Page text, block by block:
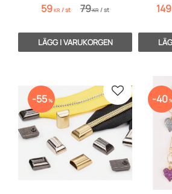
59KR /st 79KR /st 149
55% Lägg till i 40